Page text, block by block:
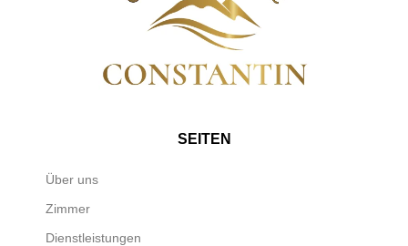
SEITEN
Über uns
Zimmer
Dienstleistungen